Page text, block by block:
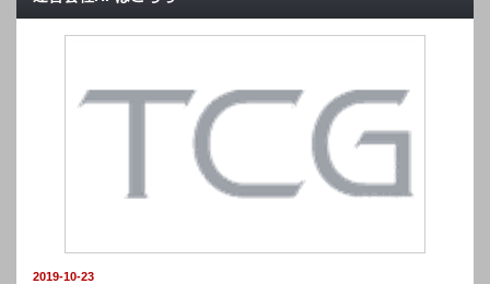
2019-10-23